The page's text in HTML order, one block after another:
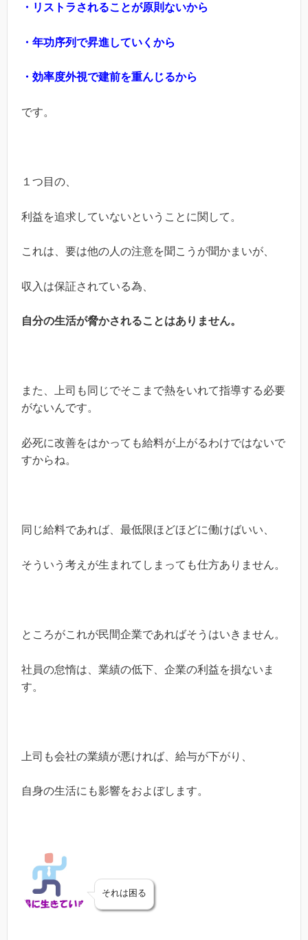
・リストラされることが原則ないから
・年功序列で昇進していくから
・効率度外視で建前を重んじるから
です。
１つ目の、
利益を追求していないということに関して。
これは、要は他の人の注意を聞こうが聞かまいが、
収入は保証されている為、
自分の生活が脅かされることはありません。
また、上司も同じでそこまで熱をいれて指導する必要
がないんです。
必死に改善をはかっても給料が上がるわけではないで
すからね。
同じ給料であれば、最低限ほどほどに働けばいい、
そういう考えが生まれてしまっても仕方ありません。
ところがこれが民間企業であればそうはいきません。
社員の怠惰は、業績の低下、企業の利益を損ないま
す。
上司も会社の業績が悪ければ、給与が下がり、
自身の生活にも影響をおよぼします。
それは困る